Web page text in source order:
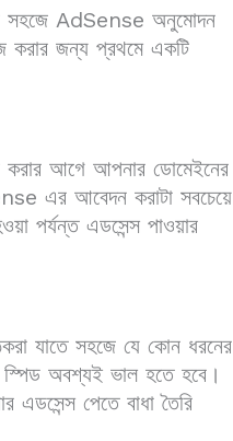
সহজে AdSense অনুমোদন
করার জন্য প্রথমে একটি
করার আগে আপনার ডোমেইনের
এর আবেদন করাটা সবচেয়ে
পর্যন্ত এডসেন্স পাওয়ার
যাতে সহজে যে কোন ধরনের
অবশ্যই ভাল হতে হবে।
পেতে বাধা তৈরি